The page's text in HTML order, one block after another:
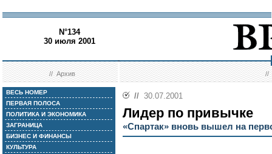
N°134
30 июля 2001
//Архив //
ВЕСЬ НОМЕР
ПЕРВАЯ ПОЛОСА
ПОЛИТИКА И ЭКОНОМИКА
ЗАГРАНИЦА
БИЗНЕС И ФИНАНСЫ
КУЛЬТУРА
// 30.07.2001
Лидер по привычке
«Спартак» вновь вышел на